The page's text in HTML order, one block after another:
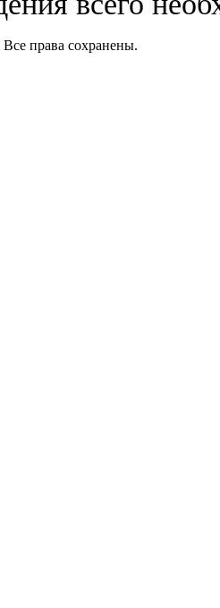
права сохранены.